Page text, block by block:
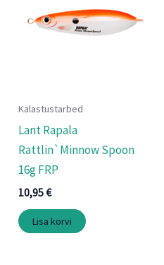
Kalastustarbed
Lant Rapala
Rattlin`Minnow Spoon
16g FRP
10,95€
Lisa korvi